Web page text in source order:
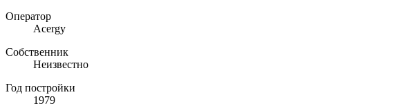
Оператор
Acergy
Собственник
Неизвестно
Год постройки
1979